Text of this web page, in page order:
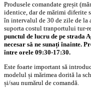
Produsele comandate greșit
identice, dar de mărimi diferite
în intervalul de 30 de zile de la
suporta costul tranportului tur-
punctul de lucru de pe strada
necesar să ne sunați înainte.
între orele 09:30-17:30.
Este foarte important să
modelul și mărimea dorită la
și/sau numărul de comandă.